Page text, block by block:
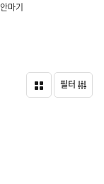
안마기
필터